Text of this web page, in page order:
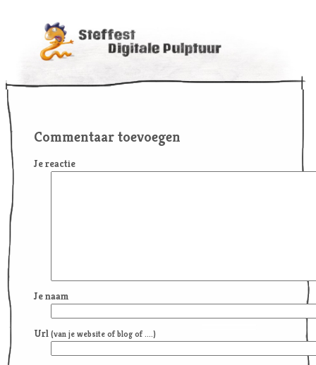
Commentaar toevoegen
Je reactie
Je naam
Url (van je website of blog of ....)